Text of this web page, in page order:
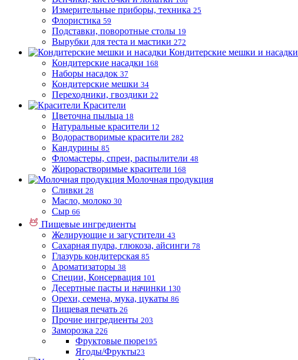
Измерительные приборы, техника 25
Флористика 59
Подставки, поворотные столы 19
Вырубки для теста и мастики 272
Кондитерские мешки и насадки
Кондитерские насадки 168
Наборы насадок 37
Кондитерские мешки 34
Переходники, гвоздики 22
Красители
Цветочна пыльца 18
Натуральные красители 12
Водорастворимые красители 282
Кандурины 85
Фломастеры, спреи, распылители 48
Жирорастворимые красители 168
Молочная продукция
Сливки 28
Масло, молоко 30
Сыр 66
Пищевые ингредиенты
Желирующие и загустители 43
Сахарная пудра, глюкоза, айсинги 78
Глазурь кондитерская 85
Ароматизаторы 38
Специи, Консервация 101
Десертные пасты и начинки 130
Орехи, семена, мука, цукаты 86
Пищевая печать 26
Прочие ингредиенты 203
Заморозка 226
Фруктовые пюре195
Ягоды/Фрукты23